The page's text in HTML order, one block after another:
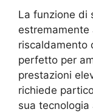
La funzione di
riscaldamento
perfetto per
prestazioni
richiede
sua tecnologia